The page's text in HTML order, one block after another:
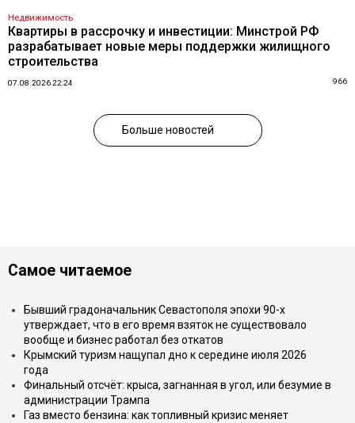
Недвижимость
Квартиры в рассрочку и инвестиции: Минстрой РФ
разрабатывает новые меры поддержки жилищного
строительства
07.08.2026 22:24 966
Больше новостей
Самое читаемое
Бывший градоначальник Севастополя эпохи 90-х
утверждает, что в его время взяток не существовало
вообще и бизнес работал без откатов
Крымский туризм нащупал дно к середине июля 2026
года
Финальный отсчёт: крыса, загнанная в угол, или безумие в
администрации Трампа
Газ вместо бензина: как топливный кризис меняет